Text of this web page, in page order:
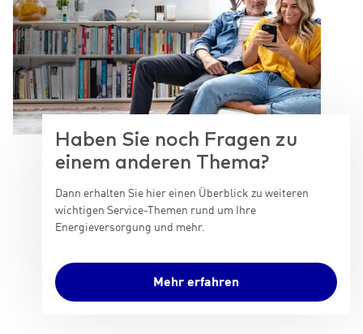
Haben Sie noch Fragen zu
einem anderen Thema?
Dann erhalten Sie hier einen Überblick zu weiteren
wichtigen Service-Themen rund um Ihre
Energieversorgung und mehr.
Mehr erfahren